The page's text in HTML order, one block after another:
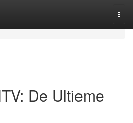
De Ultieme